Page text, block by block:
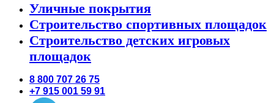
Уличные покрытия
Строительство спортивных площадок
Строительство детских игровых
площадок
8 800 707 26 75
+7 915 001 59 91